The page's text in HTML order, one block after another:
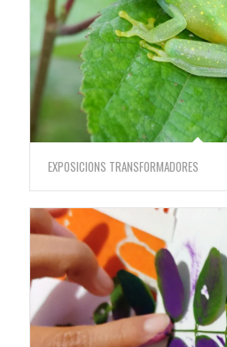
EXPOSICIONS TRANSFORMADORES